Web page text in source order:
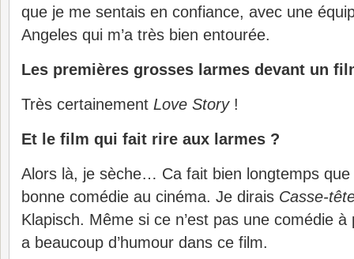
que je me sentais en confiance, avec une
Angeles qui m’a très bien entourée.
Les premières grosses larmes devant un
Très certainement Love Story!
Et le film qui fait rire aux larmes ?
Alors là, je sèche… Ca fait bien longtemps que
bonne comédie au cinéma. Je dirais Casse-
Klapisch. Même si ce n’est pas une comédie
a beaucoup d’humour dans ce film.